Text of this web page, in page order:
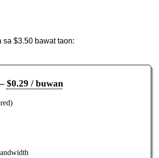
$3.50 bawat taon:
$0.29 / buwan